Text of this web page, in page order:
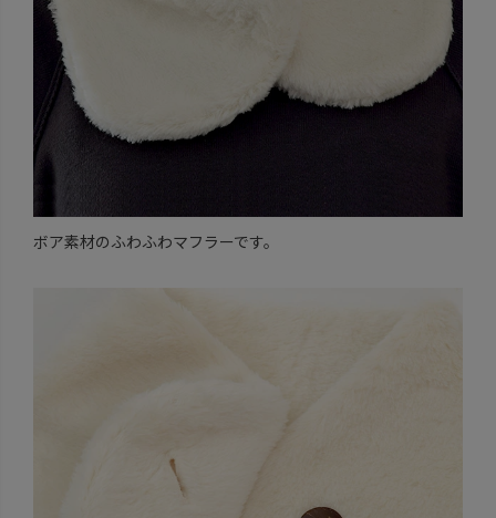
ボア素材のふわふわマフラーです。